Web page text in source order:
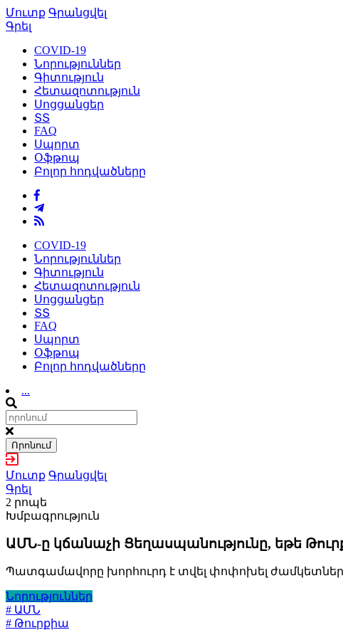
Մուտք Գրանցվել
Գրել
COVID-19
Նորություններ
Գիտություն
Հետազոտություն
Սոցցանցեր
ՏՏ
FAQ
Սպորտ
Օֆթոպ
Բոլոր հոդվածները
COVID-19
Նորություններ
Գիտություն
Հետազոտություն
Սոցցանցեր
ՏՏ
FAQ
Սպորտ
Օֆթոպ
Բոլոր հոդվածները
...
Որոնում
Մուտք Գրանցվել
Գրել
2 րոպե
Խմբագրություն
ԱՄՆ-ը կճանաչի Ցեղասպանությունը, եթե
Պատգամավորը խորհուրդ է տվել փոփոխել
Նորություններ
# ԱՄՆ
# Թուրքիա